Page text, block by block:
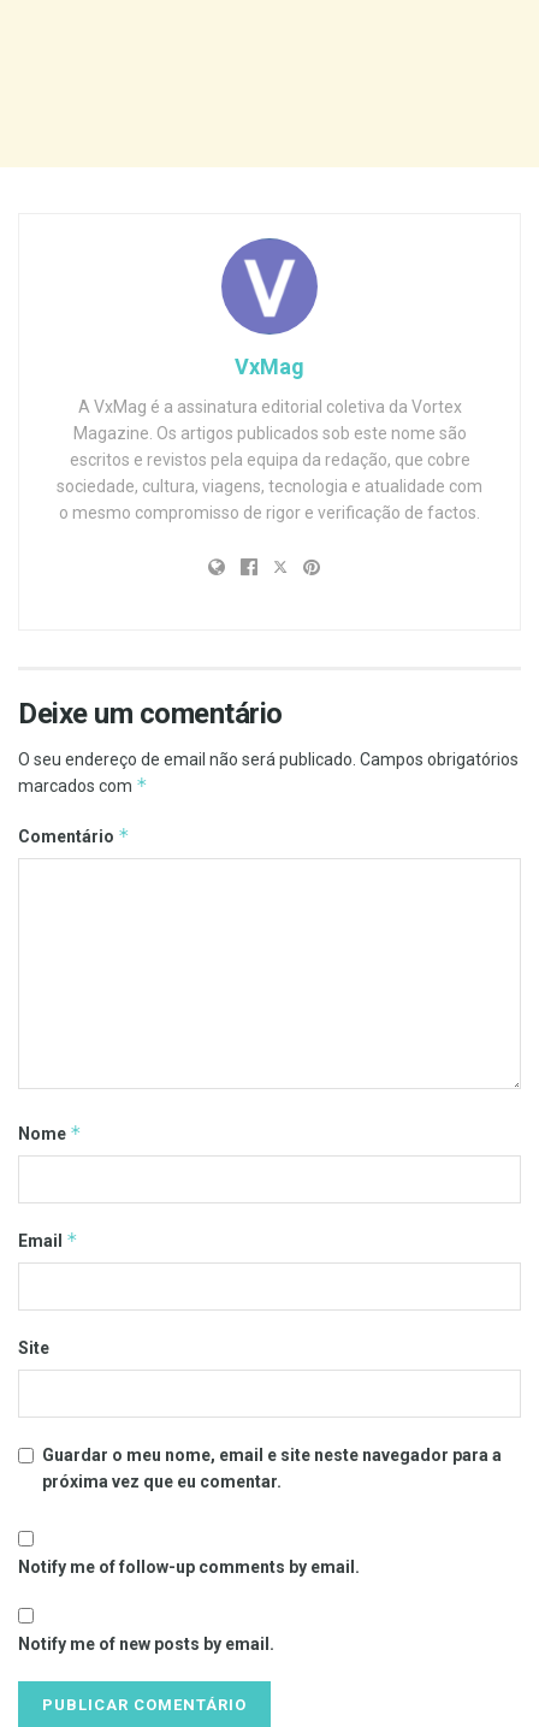
VxMag
A VxMag é a assinatura editorial coletiva da Vortex
Magazine. Os artigos publicados sob este nome são
escritos e revistos pela equipa da redação, que cobre
sociedade, cultura, viagens, tecnologia e atualidade com
o mesmo compromisso de rigor e verificação de factos.
Deixe um comentário
O seu endereço de email não será publicado. Campos obrigatórios
marcados com *
Comentário *
Nome *
Email *
Site
Guardar o meu nome, email e site neste navegador para a
próxima vez que eu comentar.
Notify me of follow-up comments by email.
Notify me of new posts by email.